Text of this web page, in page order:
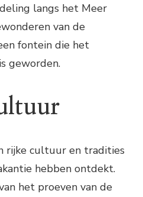
langs het Meer
van de
fontein die het
geworden.
rijke cultuur en tradities
hebben ontdekt.
het proeven van de